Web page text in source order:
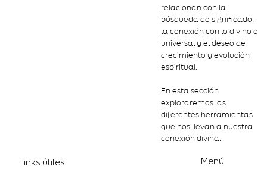
relacionan con la
búsqueda de significado,
la conexión con lo divino o
universal y el deseo de
crecimiento y evolución
espiritual.
En esta sección
exploraremos las
diferentes herramientas
que nos llevan a nuestra
conexión divina.
Links útiles
Menú